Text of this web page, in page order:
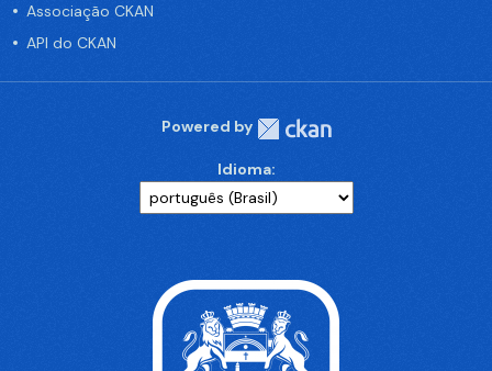
Associação CKAN
API do CKAN
Powered by
Idioma